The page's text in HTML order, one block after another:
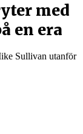
med
en era